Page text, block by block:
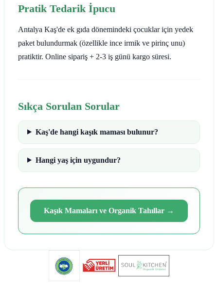
Pratik Tedarik İpucu
Antalya Kaş'de ek gıda dönemindeki çocuklar için yedek
paket bulundurmak (özellikle ince irmik ve pirinç unu)
pratiktir. Online sipariş + 2-3 iş günü kargo süresi.
Sıkça Sorulan Sorular
Kaş'de hangi kaşık maması bulunur?
Hangi yaş için uygundur?
Kaşık Mamaları ve Organik Tahıllar →